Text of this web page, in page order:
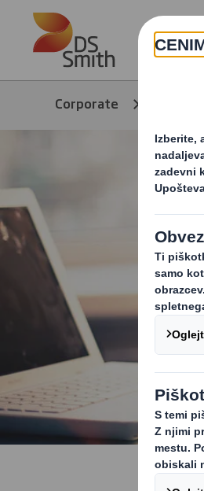
Skip to main content
Corporate